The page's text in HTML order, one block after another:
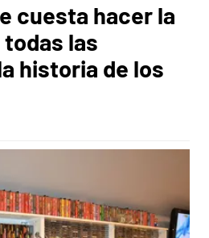
cuesta hacer la
las
historia de los